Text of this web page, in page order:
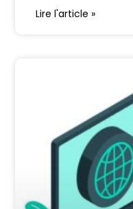
Lire l'article »